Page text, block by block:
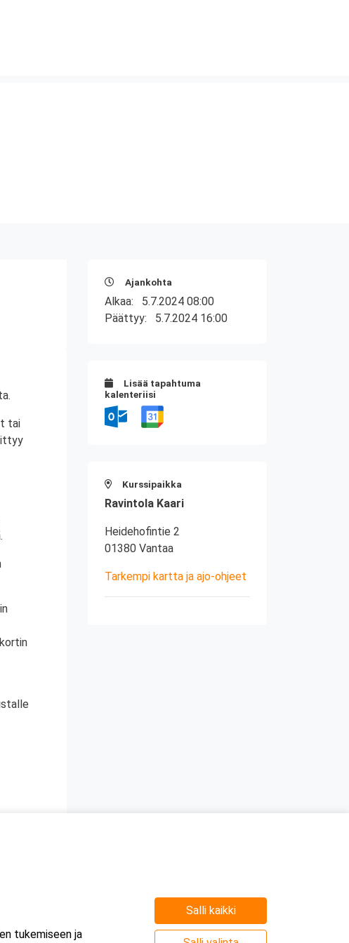
tai
Ajankohta
Alkaa: 5.7.2024 08:00
Päättyy: 5.7.2024 16:00
Lisää tapahtuma
kalenteriisi
Kurssipaikka
Ravintola Kaari
Heidehofintie 2
01380 Vantaa
Tarkempi kartta ja ajo-ohjeet
tukemiseen ja
Salli kaikki